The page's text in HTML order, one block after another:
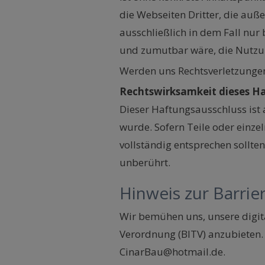
die Webseiten Dritter, die
ausschließlich in dem Fall nur
und zumutbar wäre, die
Werden uns
Rechtswirksamkeit dieses
Dieser Haftungsausschluss ist
wurde. Sofern Teile oder
vollständig entsprechen
unberührt.
Hinweis zur
Wir bemühen uns, unsere
Verordnung (BITV)
CinarBau@hotmail.de.